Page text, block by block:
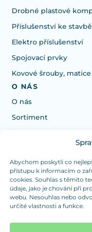
Abychom poskytli co
přístupu k informacím o
cookies. Souhlas s těmito
údaje, jako je chování při
webu. Nesouhlas nebo
určité vlastnosti a funkce.
Drobné plastové
Příslušenství ke
Elektro příslušenství
Spojovací prvky
Kovové šrouby,
O NÁS
O nás
Sortiment
Potřebujete
Jsme tu pro vás
a Pátek od 7:30 -
(platba pouze v